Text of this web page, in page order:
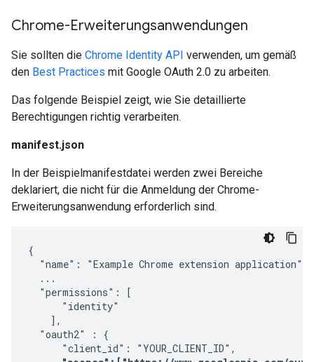
Chrome-Erweiterungsanwendungen
Sie sollten die Chrome Identity API verwenden, um gemäß
den Best Practices mit Google OAuth 2.0 zu arbeiten.
Das folgende Beispiel zeigt, wie Sie detaillierte
Berechtigungen richtig verarbeiten.
manifest.json
In der Beispielmanifestdatei werden zwei Bereiche
deklariert, die nicht für die Anmeldung der Chrome-
Erweiterungsanwendung erforderlich sind.
{
  "name": "Example Chrome extension application",
  ...
  "permissions": [
      "identity"
    ],
  "oauth2" : {
      "client_id": "YOUR_CLIENT_ID",